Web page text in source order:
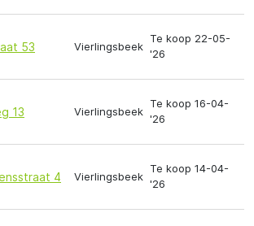
53 Vierlingsbeek
Te koop 22-05-
'26
13 Vierlingsbeek
Te koop 16-04-
'26
4 Vierlingsbeek
Te koop 14-04-
'26